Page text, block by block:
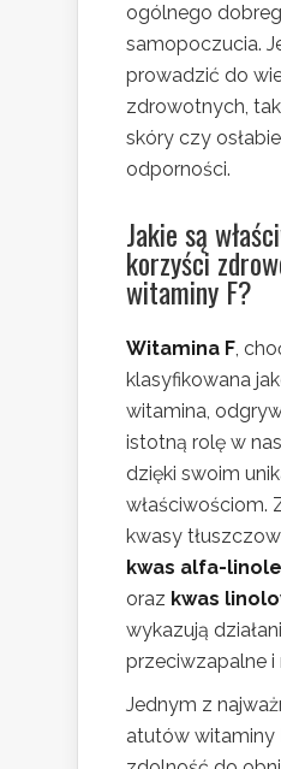
ogólnego
samopoczucia.
prowadzić do
zdrowotnych,
skóry czy
odporności.
Jakie są
korzyści
witaminy F?
Witamina F,
klasyfikowana
witamina,
istotną rolę w
dzięki swoim
właściwościom.
kwasy
kwas alfa-
oraz kwas
wykazują
przeciwzapalne i
Jednym z
atutów witaminy